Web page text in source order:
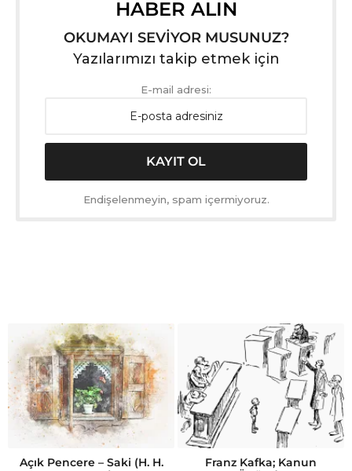
HABER ALIN
OKUMAYI SEVİYOR MUSUNUZ?
Yazılarımızı takip etmek için
E-mail adresi:
Endişelenmeyin, spam içermiyoruz.
Açık Pencere – Saki (H. H.
Franz Kafka; Kanun